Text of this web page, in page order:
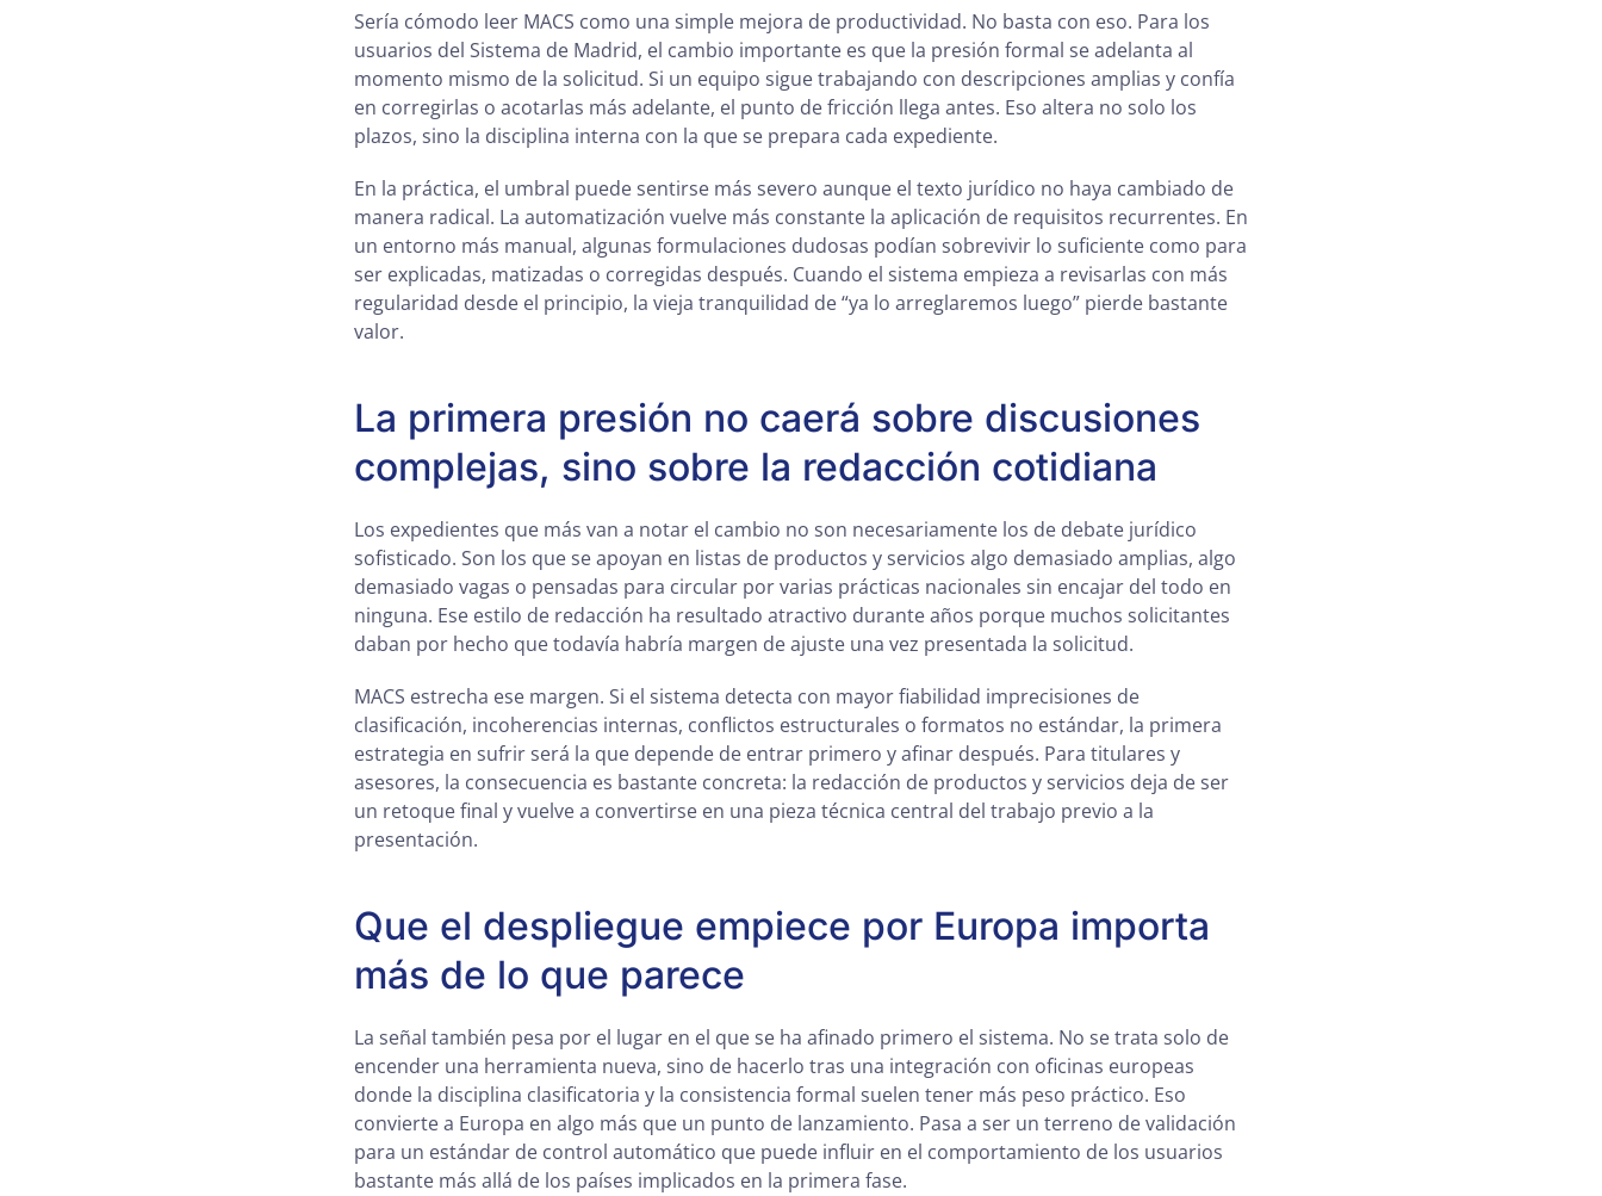
Sería cómodo leer MACS como una simple mejora de productividad. No basta con eso. Para los
usuarios del Sistema de Madrid, el cambio importante es que la presión formal se adelanta al
momento mismo de la solicitud. Si un equipo sigue trabajando con descripciones amplias y confía
en corregirlas o acotarlas más adelante, el punto de fricción llega antes. Eso altera no solo los
plazos, sino la disciplina interna con la que se prepara cada expediente.
En la práctica, el umbral puede sentirse más severo aunque el texto jurídico no haya cambiado de
manera radical. La automatización vuelve más constante la aplicación de requisitos recurrentes. En
un entorno más manual, algunas formulaciones dudosas podían sobrevivir lo suficiente como para
ser explicadas, matizadas o corregidas después. Cuando el sistema empieza a revisarlas con más
regularidad desde el principio, la vieja tranquilidad de “ya lo arreglaremos luego” pierde bastante
valor.
La primera presión no caerá sobre discusiones
complejas, sino sobre la redacción cotidiana
Los expedientes que más van a notar el cambio no son necesariamente los de debate jurídico
sofisticado. Son los que se apoyan en listas de productos y servicios algo demasiado amplias, algo
demasiado vagas o pensadas para circular por varias prácticas nacionales sin encajar del todo en
ninguna. Ese estilo de redacción ha resultado atractivo durante años porque muchos solicitantes
daban por hecho que todavía habría margen de ajuste una vez presentada la solicitud.
MACS estrecha ese margen. Si el sistema detecta con mayor fiabilidad imprecisiones de
clasificación, incoherencias internas, conflictos estructurales o formatos no estándar, la primera
estrategia en sufrir será la que depende de entrar primero y afinar después. Para titulares y
asesores, la consecuencia es bastante concreta: la redacción de productos y servicios deja de ser
un retoque final y vuelve a convertirse en una pieza técnica central del trabajo previo a la
presentación.
Que el despliegue empiece por Europa importa
más de lo que parece
La señal también pesa por el lugar en el que se ha afinado primero el sistema. No se trata solo de
encender una herramienta nueva, sino de hacerlo tras una integración con oficinas europeas
donde la disciplina clasificatoria y la consistencia formal suelen tener más peso práctico. Eso
convierte a Europa en algo más que un punto de lanzamiento. Pasa a ser un terreno de validación
para un estándar de control automático que puede influir en el comportamiento de los usuarios
bastante más allá de los países implicados en la primera fase.